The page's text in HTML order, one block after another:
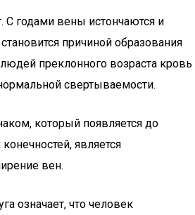
С годами вены истончаются и
причиной образования
преклонного возраста кровь
свертываемости.
который появляется до
является
вен.
означает, что человек